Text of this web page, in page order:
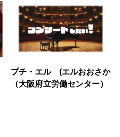
プチ・エル (エルおおさか
（大阪府立労働センター）